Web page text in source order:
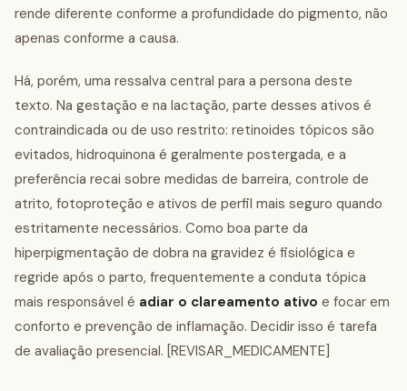
rende diferente conforme a profundidade do pigmento, não
apenas conforme a causa.
Há, porém, uma ressalva central para a persona deste
texto. Na gestação e na lactação, parte desses ativos é
contraindicada ou de uso restrito: retinoides tópicos são
evitados, hidroquinona é geralmente postergada, e a
preferência recai sobre medidas de barreira, controle de
atrito, fotoproteção e ativos de perfil mais seguro quando
estritamente necessários. Como boa parte da
hiperpigmentação de dobra na gravidez é fisiológica e
regride após o parto, frequentemente a conduta tópica
mais responsável é adiar o clareamento ativo e focar em
conforto e prevenção de inflamação. Decidir isso é tarefa
de avaliação presencial. [REVISAR_MEDICAMENTE]